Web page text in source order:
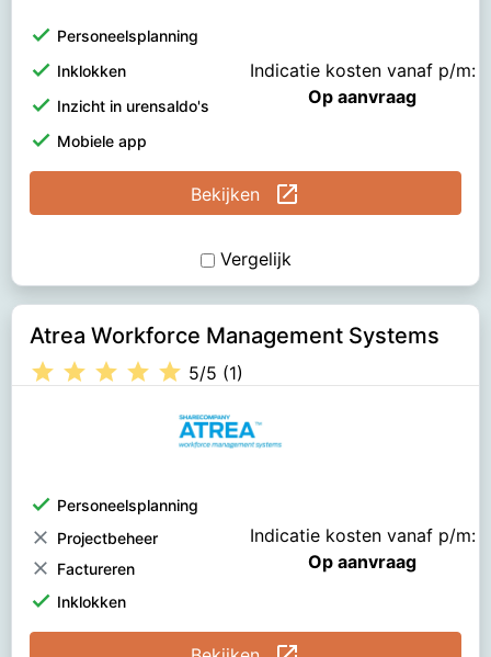
check Personeelsplanning
check Inklokken
check Inzicht in urensaldo's
check Mobiele app
Indicatie kosten vanaf p/m:
Op aanvraag
Bekijken open_in_new
Vergelijk
Atrea Workforce Management Systems
star star star star star 5/5 (1)
check Personeelsplanning
clear Projectbeheer
clear Factureren
check Inklokken
Indicatie kosten vanaf p/m:
Op aanvraag